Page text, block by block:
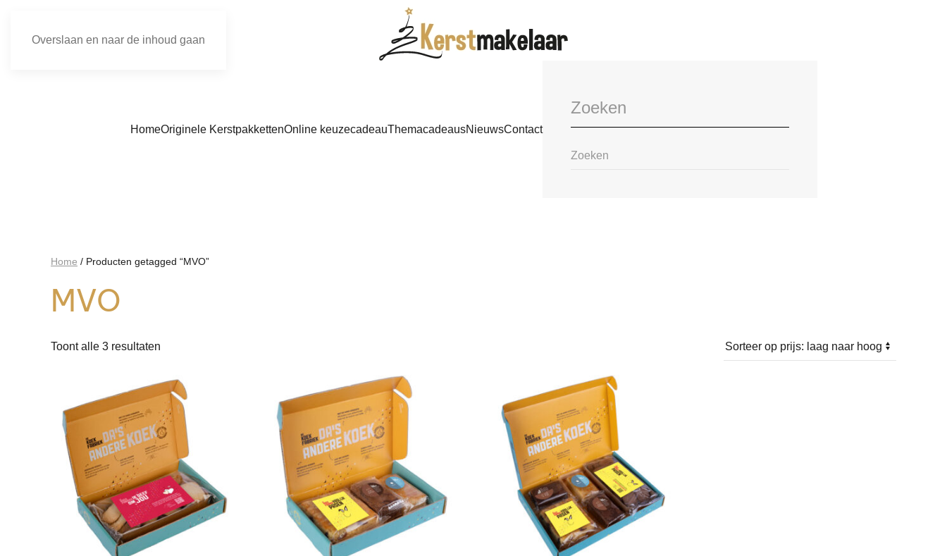
Overslaan en naar de inhoud gaan
HomeOriginele KerstpakkettenOnline keuzecadeauThemacadeausNieuwsContact
Home / Producten getagged “MVO”
MVO
Toont alle 3 resultaten
laag
naar
hoog